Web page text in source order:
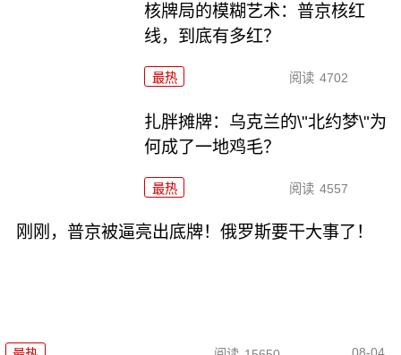
核牌局的模糊艺术：普京核红
线，到底有多红？
最热 阅读 4702
扎胖摊牌：乌克兰的\"北约梦\"为
何成了一地鸡毛？
最热 阅读 4557
刚刚，普京被逼亮出底牌！俄罗斯要干大事了！